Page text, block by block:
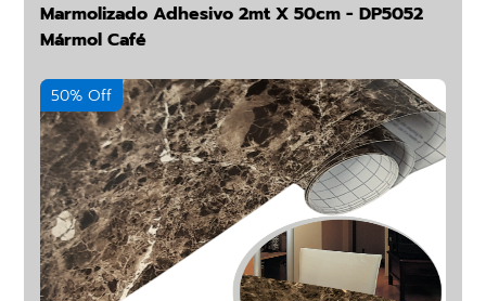
Marmolizado Adhesivo 2mt X 50cm - DP5052
Mármol Café
50% Off